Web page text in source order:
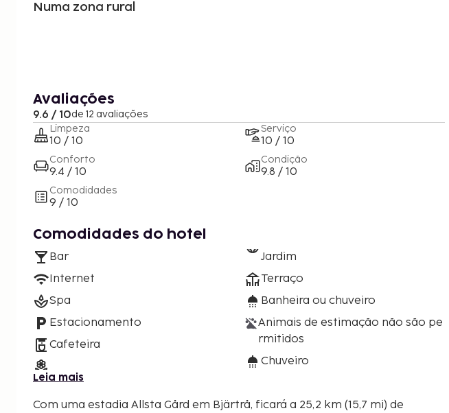
Numa zona rural
Avaliações
9.6 / 10de 12 avaliações
Limpeza
10 / 10
Conforto
9.4 / 10
Comodidades
9 / 10
Serviço
10 / 10
Condição
9.8 / 10
Comodidades do hotel
Bar
Internet
Spa
Estacionamento
Cafeteira
Jardim
Terraço
Banheira ou chuveiro
Animais de estimação não são pe
rmitidos
Chuveiro
Leia mais
Com uma estadia Allsta Gård em Bjärtrå, ficará a 25,2 km (15,7 mi) de